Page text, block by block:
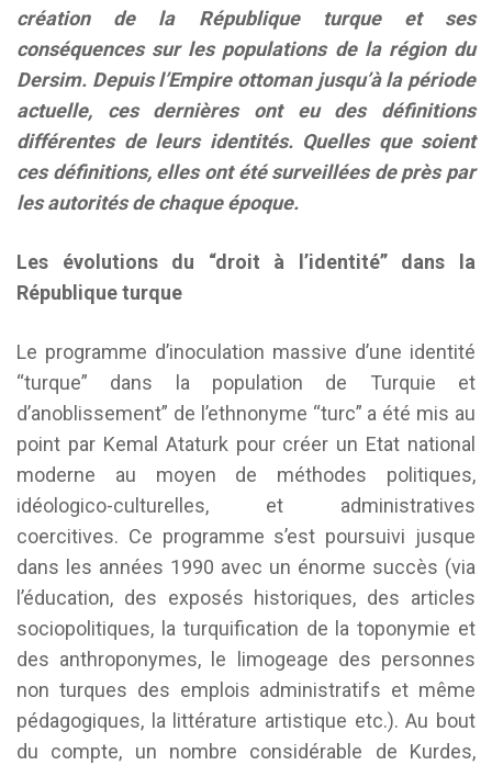
création de la République turque et ses
conséquences sur les populations de la région du
Dersim. Depuis l’Empire ottoman jusqu’à la période
actuelle, ces dernières ont eu des définitions
différentes de leurs identités. Quelles que soient
ces définitions, elles ont été surveillées de près par
les autorités de chaque époque.
Les évolutions du “droit à l’identité” dans la
République turque
Le programme d’inoculation massive d’une identité
“turque” dans la population de Turquie et
d’anoblissement” de l’ethnonyme “turc” a été mis au
point par Kemal Ataturk pour créer un Etat national
moderne au moyen de méthodes politiques,
idéologico-culturelles, et administratives
coercitives. Ce programme s’est poursuivi jusque
dans les années 1990 avec un énorme succès (via
l’éducation, des exposés historiques, des articles
sociopolitiques, la turquification de la toponymie et
des anthroponymes, le limogeage des personnes
non turques des emplois administratifs et même
pédagogiques, la littérature artistique etc.). Au bout
du compte, un nombre considérable de Kurdes,